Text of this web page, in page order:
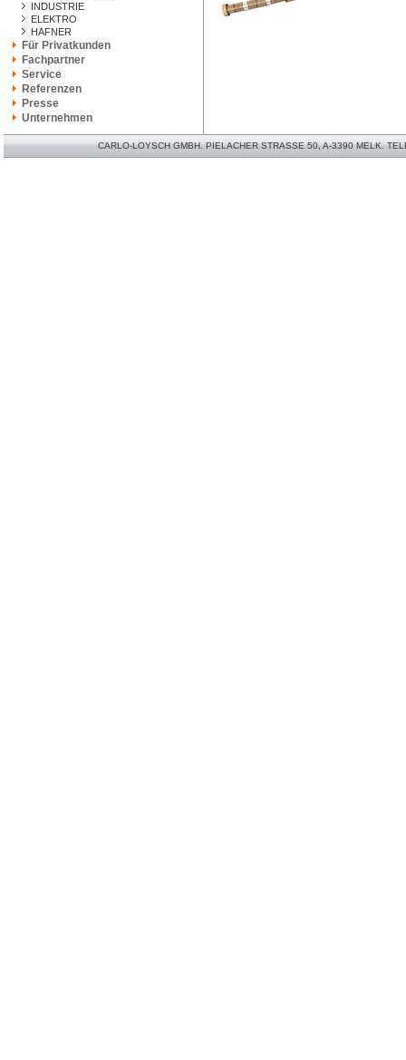
INDUSTRIE
ELEKTRO
HAFNER
Für Privatkunden
Fachpartner
Service
Referenzen
Presse
Unternehmen
CARLO-LOYSCH GMBH. PIELACHER STRASSE 50, A-3390 MELK.